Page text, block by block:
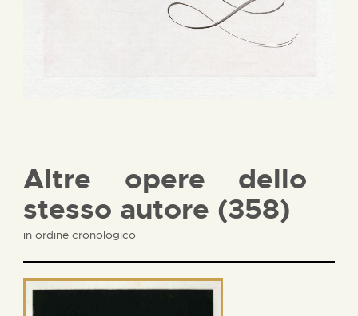
Altre opere dello
stesso autore (358)
in ordine cronologico